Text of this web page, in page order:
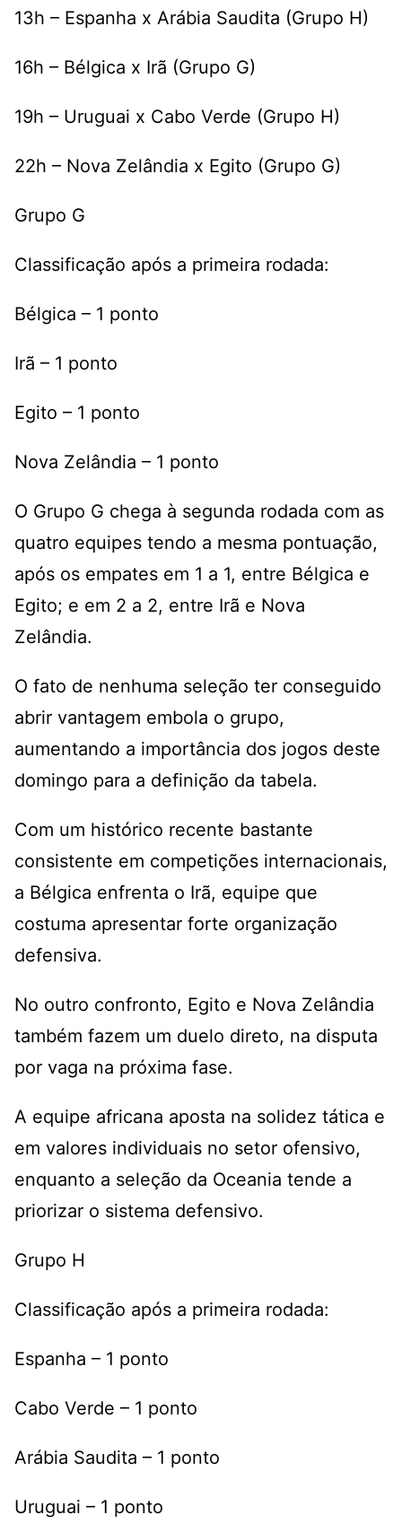
13h – Espanha x Arábia Saudita (Grupo H)
16h – Bélgica x Irã (Grupo G)
19h – Uruguai x Cabo Verde (Grupo H)
22h – Nova Zelândia x Egito (Grupo G)
Grupo G
Classificação após a primeira rodada:
Bélgica – 1 ponto
Irã – 1 ponto
Egito – 1 ponto
Nova Zelândia – 1 ponto
O Grupo G chega à segunda rodada com as
quatro equipes tendo a mesma pontuação,
após os empates em 1 a 1, entre Bélgica e
Egito; e em 2 a 2, entre Irã e Nova
Zelândia.
O fato de nenhuma seleção ter conseguido
abrir vantagem embola o grupo,
aumentando a importância dos jogos deste
domingo para a definição da tabela.
Com um histórico recente bastante
consistente em competições internacionais,
a Bélgica enfrenta o Irã, equipe que
costuma apresentar forte organização
defensiva.
No outro confronto, Egito e Nova Zelândia
também fazem um duelo direto, na disputa
por vaga na próxima fase.
A equipe africana aposta na solidez tática e
em valores individuais no setor ofensivo,
enquanto a seleção da Oceania tende a
priorizar o sistema defensivo.
Grupo H
Classificação após a primeira rodada:
Espanha – 1 ponto
Cabo Verde – 1 ponto
Arábia Saudita – 1 ponto
Uruguai – 1 ponto